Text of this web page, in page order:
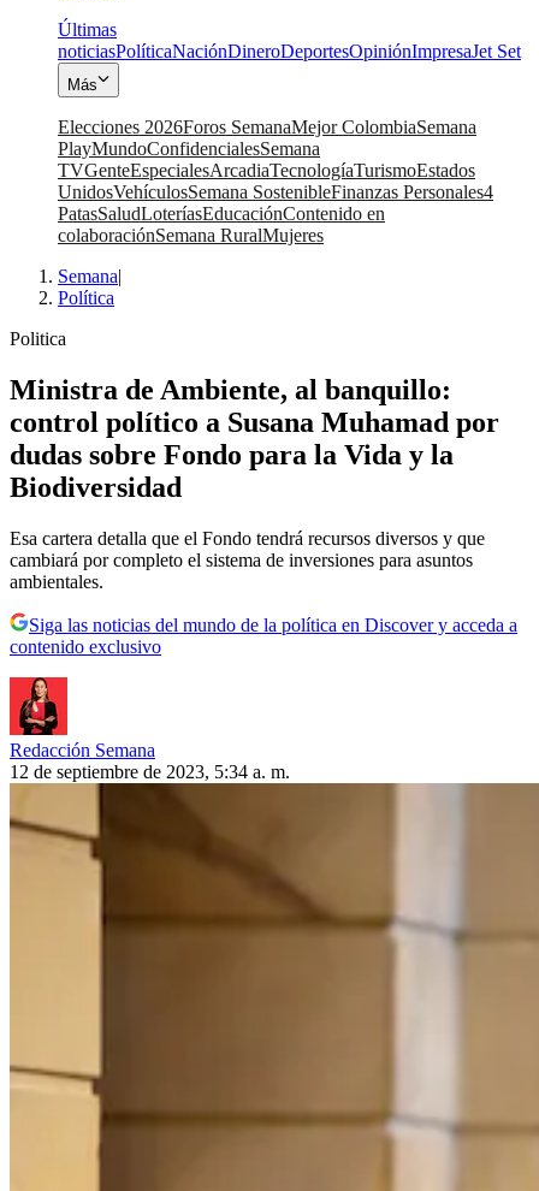
Últimas
noticiasPolíticaNaciónDineroDeportesOpiniónImpresaJet Set
Más
Elecciones 2026Foros SemanaMejor ColombiaSemana
PlayMundoConfidencialesSemana
TVGenteEspecialesArcadiaTecnologíaTurismoEstados
UnidosVehículosSemana SostenibleFinanzas Personales4
PatasSaludLoteríasEducaciónContenido en
colaboraciónSemana RuralMujeres
Semana|
Política
Politica
Ministra de Ambiente, al banquillo:
control político a Susana Muhamad por
dudas sobre Fondo para la Vida y la
Biodiversidad
Esa cartera detalla que el Fondo tendrá recursos diversos y que
cambiará por completo el sistema de inversiones para asuntos
ambientales.
Siga las noticias del mundo de la política en Discover y acceda a
contenido exclusivo
Redacción Semana
12 de septiembre de 2023, 5:34 a. m.